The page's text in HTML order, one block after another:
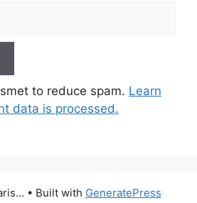
to reduce spam. Learn
data is processed.
• Built with GeneratePress